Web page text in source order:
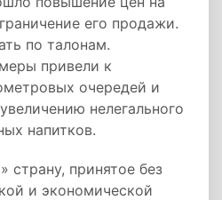
его продажи.
по талонам.
привели к
очередей и
нелегального
напитков.
страну, принятое без
и экономической